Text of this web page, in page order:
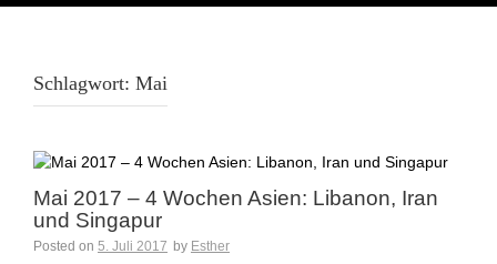
Schlagwort: Mai
Mai 2017 – 4 Wochen Asien: Libanon, Iran
und Singapur
Posted on 5. Juli 2017 by Esther